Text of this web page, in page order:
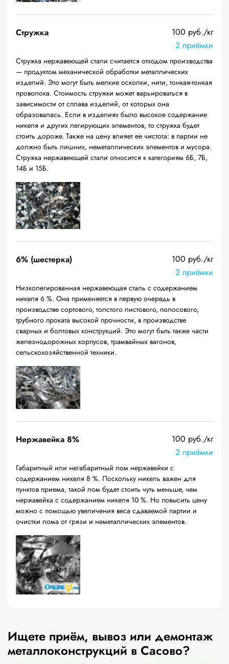
Стружка
100 руб./кг
2 приёмки
Стружка нержавеющей стали считается отходом производства
— продуктом механической обработки металлических
изделий. Это могут быть мелкие осколки, нити, тонкая-тонкая
проволока. Стоимость стружки может варьироваться в
зависимости от сплава изделий, от которых она
образовалась. Если в изделиях было высокое содержание
никеля и других легирующих элементов, то стружка будет
стоить дороже. Также на цену влияет ее чистота: в партии не
должно быть лишних, неметаллических элементов и мусора.
Стружка нержавеющей стали относится к категориям 6Б, 7Б,
14Б и 15Б.
6% (шестерка)
100 руб./кг
2 приёмки
Низколегированная нержавеющая сталь с содержанием
никеля 6 %. Она применяется в первую очередь в
производстве сортового, толстого листового, полосового,
трубного проката высокой прочности, в производстве
сварных и болтовых конструкций. Это могут быть также части
железнодорожных корпусов, трамвайных вагонов,
сельскохозяйственной техники.
Нержавейка 8%
100 руб./кг
2 приёмки
Габаритный или негабаритный лом нержавейки с
содержанием никеля 8 %. Поскольку никель важен для
пунктов приема, такой лом будет стоить чуть меньше, чем
нержавейка с содержанием никеля 10 %. Но повысить цену
можно с помощью увеличения веса сдаваемой партии и
очистки лома от грязи и неметаллических элементов.
Ищете приём, вывоз или демонтаж
металлоконструкций в Сасово?